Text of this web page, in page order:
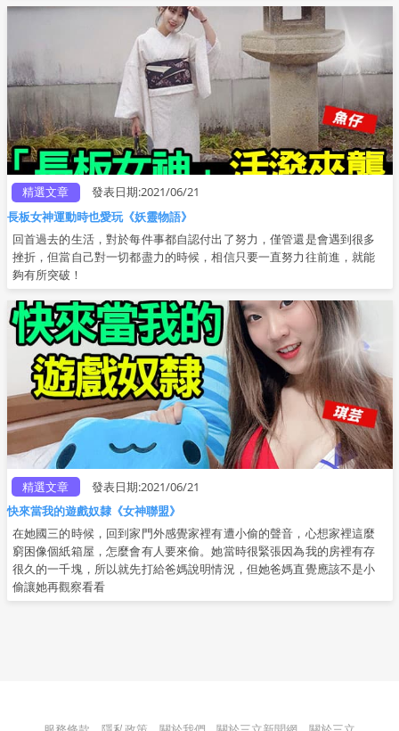
精選文章
發表日期:2021/06/21
長板女神運動時也愛玩《妖靈物語》
回首過去的生活，對於每件事都自認付出了努力，僅管還是會遇到很多
挫折，但當自己對一切都盡力的時候，相信只要一直努力往前進，就能
夠有所突破！
精選文章
發表日期:2021/06/21
快來當我的遊戲奴隸《女神聯盟》
在她國三的時候，回到家門外感覺家裡有遭小偷的聲音，心想家裡這麼
窮困像個紙箱屋，怎麼會有人要來偷。她當時很緊張因為我的房裡有存
很久的一千塊，所以就先打給爸媽說明情況，但她爸媽直覺應該不是小
偷讓她再觀察看看